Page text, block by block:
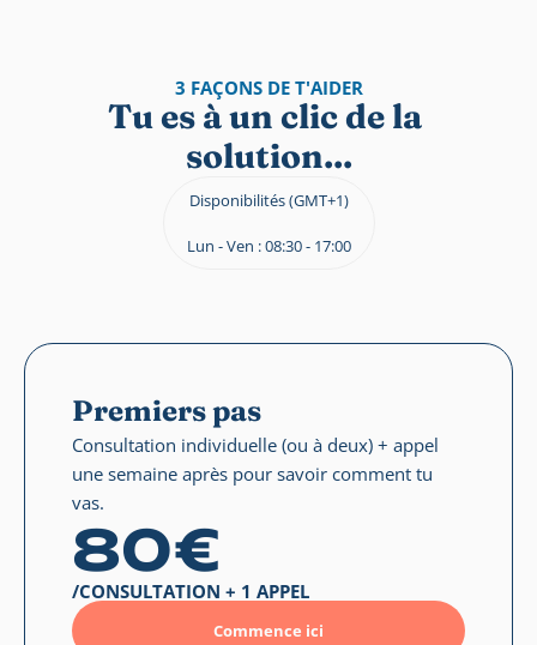
3 FAÇONS DE T'AIDER
Tu es à un clic de la
solution...
Disponibilités (GMT+1)
Lun - Ven : 08:30 - 17:00
Premiers pas
Consultation individuelle (ou à deux) + appel
une semaine après pour savoir comment tu
vas.
80€
/CONSULTATION + 1 APPEL
Commence ici